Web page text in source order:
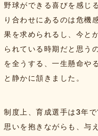
野球ができる喜びを感じ
り合わせにあるのは危機
果を求められるし、今と
られている時期だと思う
を全うする、一生懸命や
と静かに頷きました。
制度上、育成選手は3年
思いを抱きながらも、与